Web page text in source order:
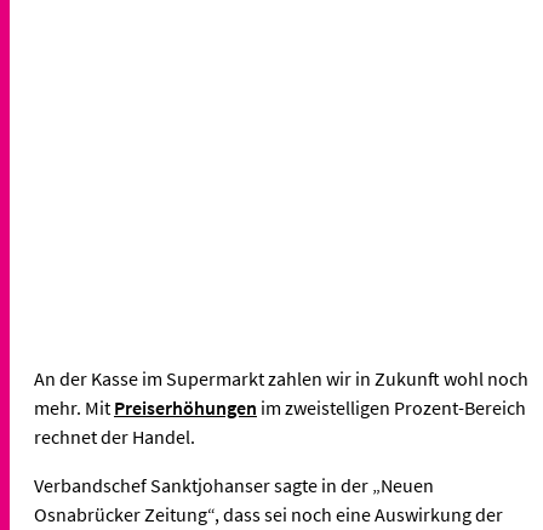
An der Kasse im Supermarkt zahlen wir in Zukunft wohl noch
mehr. Mit Preiserhöhungen im zweistelligen Prozent-Bereich
rechnet der Handel.
Verbandschef Sanktjohanser sagte in der „Neuen
Osnabrücker Zeitung“, dass sei noch eine Auswirkung der